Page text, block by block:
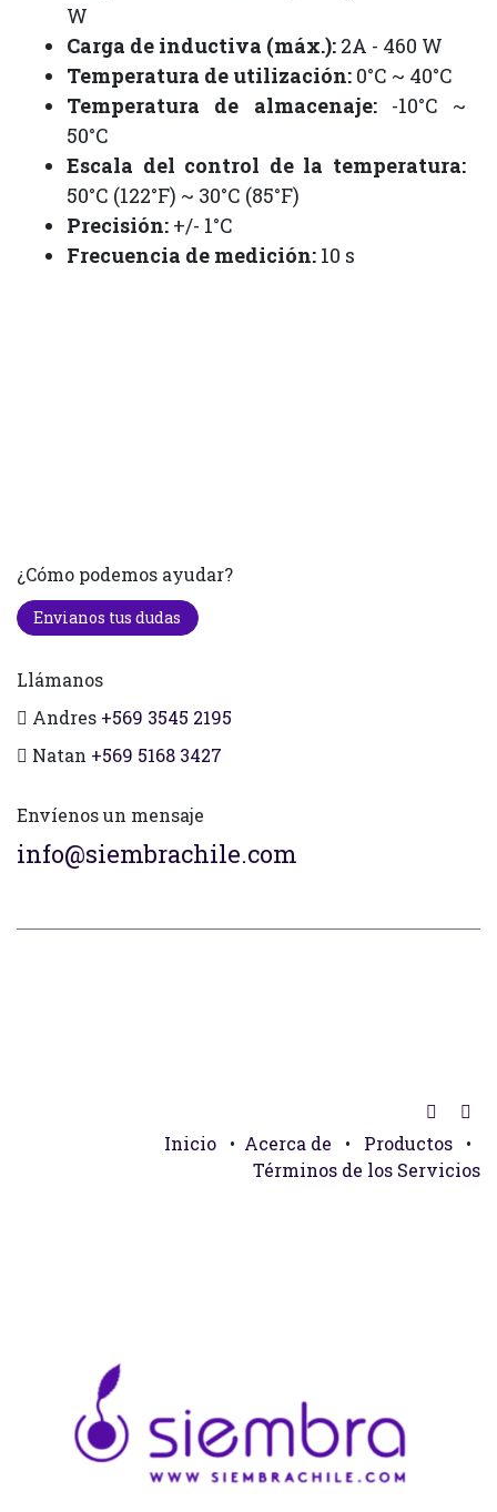
W
Carga de inductiva (máx.): 2A - 460 W
Temperatura de utilización: 0°C ~ 40°C
Temperatura de almacenaje:-10°C ~
50°C
Escala del control de la temperatura:
50°C (122°F) ~ 30°C (85°F)
Precisión: +/- 1°C
Frecuencia de medición: 10 s
¿Cómo podemos ayudar?
Envianos tus dudas
Llámanos
Andres +569 3545 2195
Natan +569 5168 3427
Envíenos un mensaje
info@siembrachile.com
Inicio • Acerca de • Productos
•
Términos de los Servicios